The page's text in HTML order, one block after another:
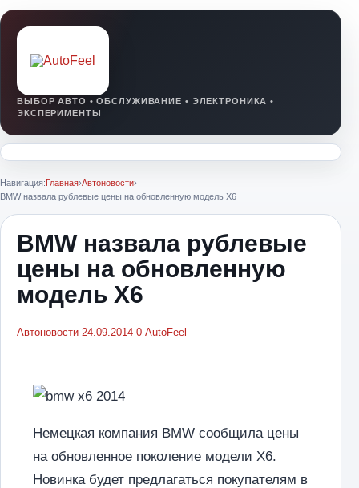
Навигация:Главная›Автоновости›
BMW назвала рублевые цены на обновленную модель X6
BMW назвала рублевые
цены на обновленную
модель X6
Автоновости 24.09.2014 0 AutoFeel
Немецкая компания BMW сообщила цены
на обновленное поколение модели X6.
Новинка будет предлагаться покупателям в